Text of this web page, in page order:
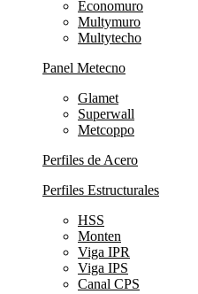
Economuro
Multymuro
Multytecho
Panel Metecno
Glamet
Superwall
Metcoppo
Perfiles de Acero
Perfiles Estructurales
HSS
Monten
Viga IPR
Viga IPS
Canal CPS